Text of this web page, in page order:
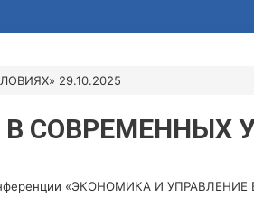
29.10.2025
СОВРЕМЕННЫХ
«ЭКОНОМИКА И